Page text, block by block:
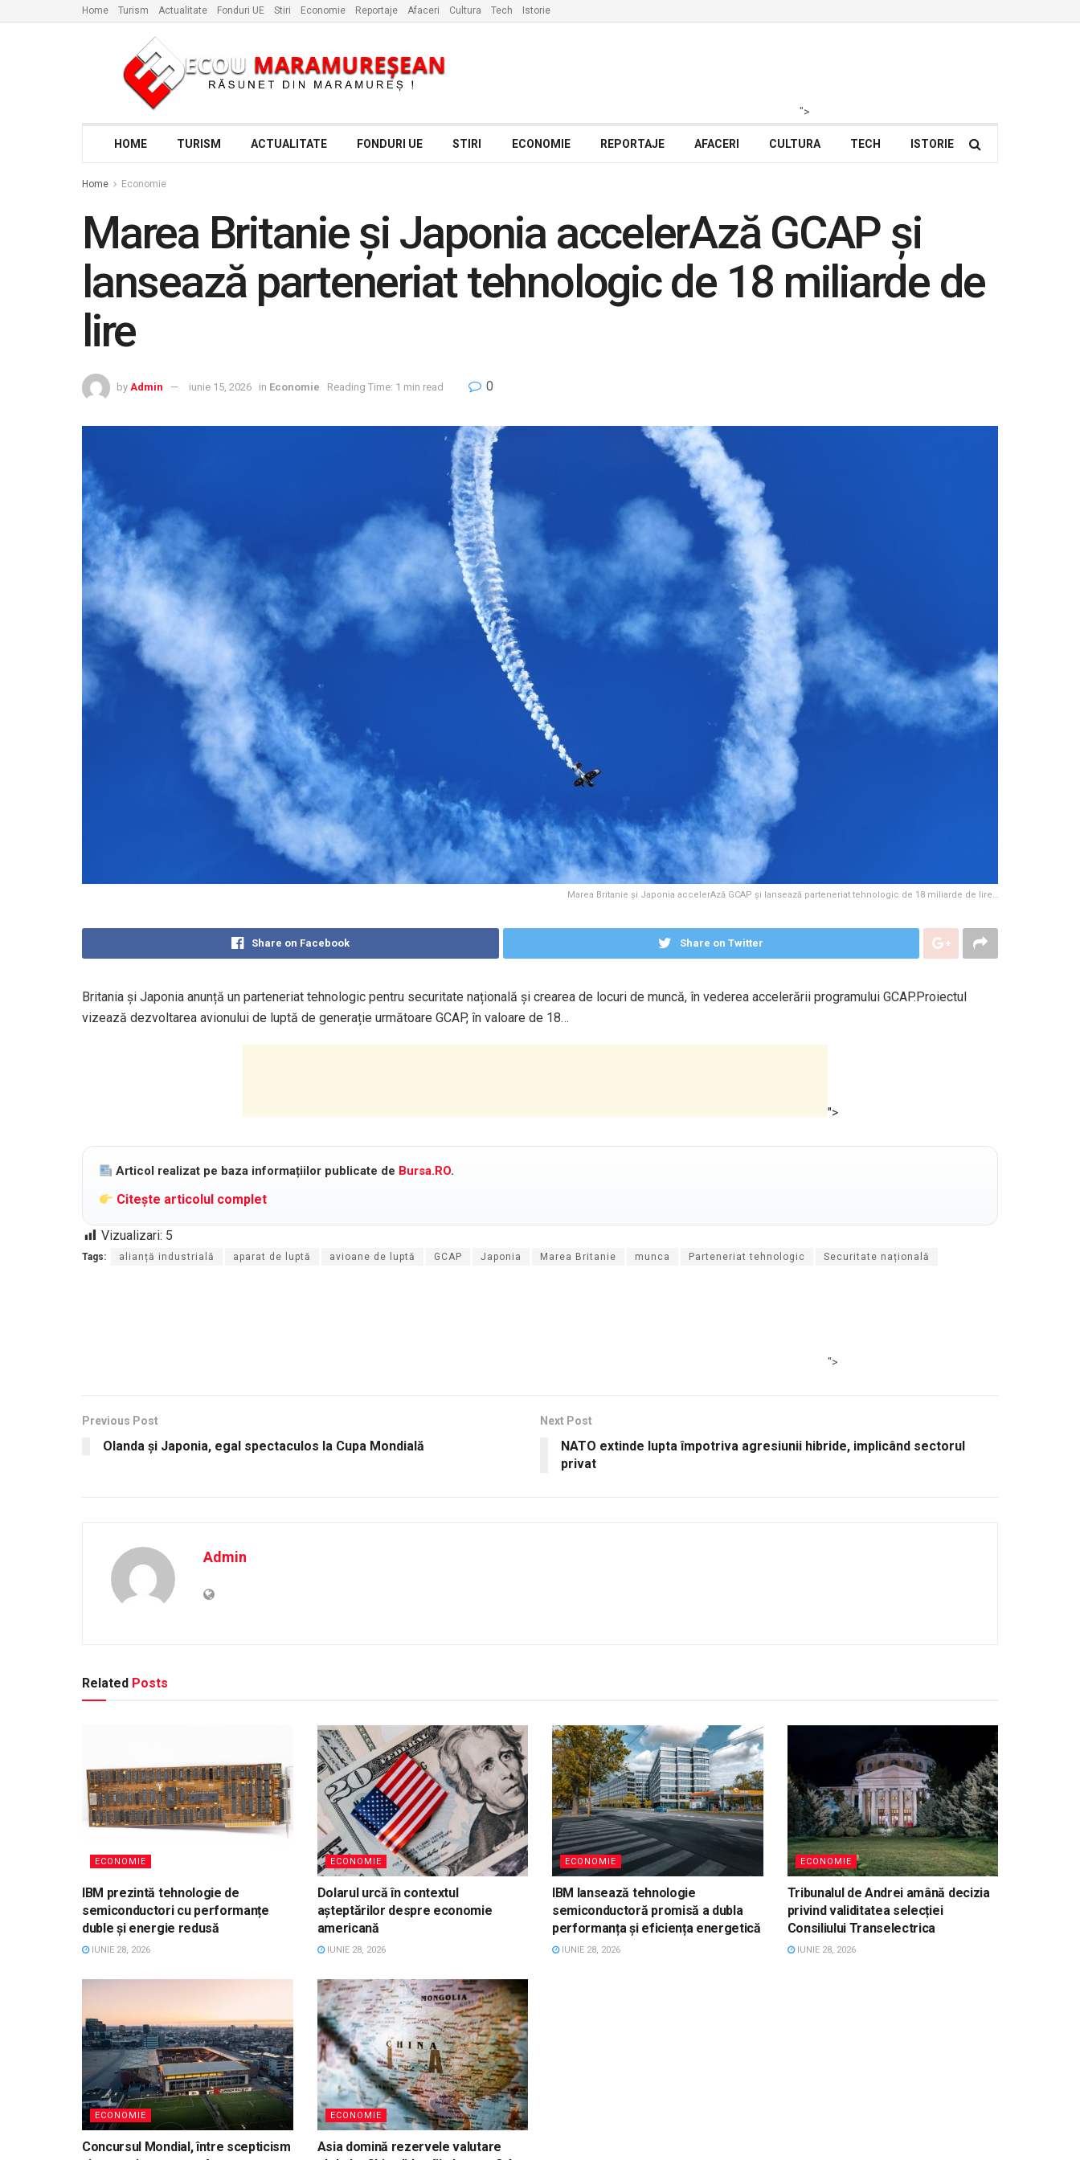
Home Turism Actualitate Fonduri UE Stiri Economie Reportaje Afaceri Cultura Tech Istorie
">
HOME TURISM ACTUALITATE FONDURI UE STIRI ECONOMIE REPORTAJE AFACERI CULTURA TECH ISTORIE
Home Economie
Marea Britanie și Japonia accelerAză GCAP și
lansează parteneriat tehnologic de 18 miliarde de
lire
by Admin iunie 15, 2026 in Economie Reading Time: 1 min read 0
Marea Britanie și Japonia accelerAză GCAP și lansează parteneriat tehnologic de 18 miliarde de lire…
Share on Facebook Share on Twitter
Britania și Japonia anunță un parteneriat tehnologic pentru securitate națională și crearea de locuri de muncă, în vederea accelerării programului GCAP.Proiectul
vizează dezvoltarea avionului de luptă de generație următoare GCAP, în valoare de 18…
">
Articol realizat pe baza informațiilor publicate de Bursa.RO.
Citește articolul complet
Vizualizari: 5
Tags: alianță industrială aparat de luptă avioane de luptă GCAP Japonia Marea Britanie munca Parteneriat tehnologic Securitate națională
">
Previous Post
Olanda și Japonia, egal spectaculos la Cupa Mondială
Next Post
NATO extinde lupta împotriva agresiunii hibride, implicând sectorul
privat
Admin
Related Posts
ECONOMIE
IBM prezintă tehnologie de
semiconductori cu performanțe
duble și energie redusă
IUNIE 28, 2026
ECONOMIE
Dolarul urcă în contextul
așteptărilor despre economie
americană
IUNIE 28, 2026
ECONOMIE
IBM lansează tehnologie
semiconductoră promisă a dubla
performanța și eficiența energetică
IUNIE 28, 2026
ECONOMIE
Tribunalul de Andrei amână decizia
privind validitatea selecției
Consiliului Transelectrica
IUNIE 28, 2026
ECONOMIE
Concursul Mondial, între scepticism
ECONOMIE
Asia domină rezervele valutare